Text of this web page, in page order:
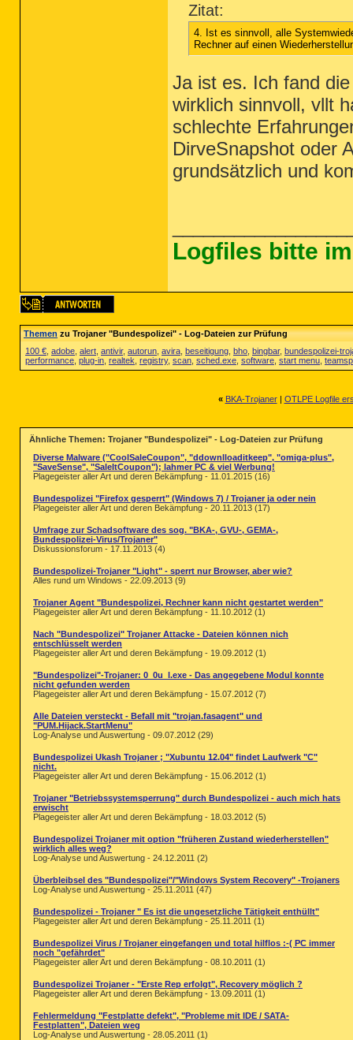
Zitat:
4. Ist es sinnvoll, alle
Rechner auf einen
Ja ist es. Ich fand
wirklich sinnvoll, vllt
schlechte
DirveSnapshot oder
grundsätzlich und
Logfiles bitte
Themenzu Trojaner "Bundespolizei" - Log-Dateien zur Prüfung
100 € adobe alert antivir, autorun avira beseitigung bho bingbar, bundespolizei-
performance plug-in realtek registry, scan sched.exe software start menu
« BKA-Trojaner| OTLPE Logfile
Ähnliche Themen: Trojaner "Bundespolizei" - Log-Dateien zur Prüfung
Diverse Malware ("CoolSaleCoupon", "ddownlloaditkeep", "omiga-plus",
"SaveSense", "SaleItCoupon"); lahmer PC & viel Werbung!
Plagegeister aller Art und deren Bekämpfung - 11.01.2015 (16)
Bundespolizei "Firefox gesperrt" (Windows 7) / Trojaner ja oder nein
Plagegeister aller Art und deren Bekämpfung - 20.11.2013 (17)
Umfrage zur Schadsoftware des sog. "BKA-, GVU-, GEMA-,
Bundespolizei-Virus/Trojaner"
Diskussionsforum - 17.11.2013 (4)
Bundespolizei-Trojaner "Light" - sperrt nur Browser, aber wie?
Alles rund um Windows - 22.09.2013 (9)
Trojaner Agent "Bundespolizei, Rechner kann nicht gestartet werden"
Plagegeister aller Art und deren Bekämpfung - 11.10.2012 (1)
Nach "Bundespolizei" Trojaner Attacke - Dateien können nich
entschlüsselt werden
Plagegeister aller Art und deren Bekämpfung - 19.09.2012 (1)
"Bundespolizei"-Trojaner: 0_0u_l.exe - Das angegebene Modul konnte
nicht gefunden werden
Plagegeister aller Art und deren Bekämpfung - 15.07.2012 (7)
Alle Dateien versteckt - Befall mit "trojan.fasagent" und
"PUM.Hijack.StartMenu"
Log-Analyse und Auswertung - 09.07.2012 (29)
Bundespolizei Ukash Trojaner ; "Xubuntu 12.04" findet Laufwerk "C"
nicht.
Plagegeister aller Art und deren Bekämpfung - 15.06.2012 (1)
Trojaner "Betriebssystemsperrung" durch Bundespolizei - auch mich hats
erwischt
Plagegeister aller Art und deren Bekämpfung - 18.03.2012 (5)
Bundespolizei Trojaner mit option "früheren Zustand wiederherstellen"
wirklich alles weg?
Log-Analyse und Auswertung - 24.12.2011 (2)
Überbleibsel des "Bundespolizei"/"Windows System Recovery" -Trojaners
Log-Analyse und Auswertung - 25.11.2011 (47)
Bundespolizei - Trojaner " Es ist die ungesetzliche Tätigkeit enthüllt"
Plagegeister aller Art und deren Bekämpfung - 25.11.2011 (1)
Bundespolizei Virus / Trojaner eingefangen und total hilflos :-( PC immer
noch "gefährdet"
Plagegeister aller Art und deren Bekämpfung - 08.10.2011 (1)
Bundespolizei Trojaner - "Erste Rep erfolgt", Recovery möglich ?
Plagegeister aller Art und deren Bekämpfung - 13.09.2011 (1)
Fehlermeldung "Festplatte defekt", "Probleme mit IDE / SATA-
Festplatten", Dateien weg
Log-Analyse und Auswertung - 28.05.2011 (1)